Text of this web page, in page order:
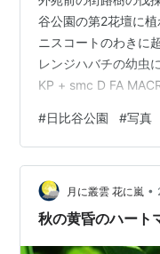
谷公園の第2花壇に
ニスコートのわきに
レンジハバチの幼虫
KP + smc D FA
の…特に若者は投票
の衆議院選挙は投票
率だった。 実のとこ
党の自民党に投票し
は昭和の時代には衆
#日比谷公園 #写真
月に叢雲 花に嵐 •
秋の黄昏のハート